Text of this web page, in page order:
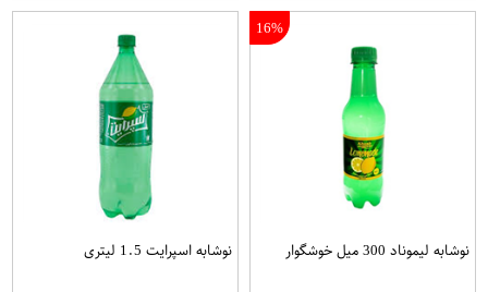
16%
نوشابه لیموناد 300 میل خوشگوار نوشابه اسپرایت 1.5 لیتری